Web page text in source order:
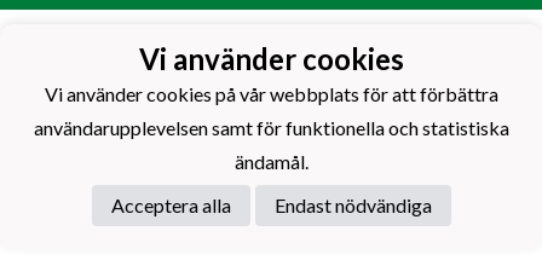
Vi använder cookies
Vi använder cookies på vår webbplats för att förbättra
användarupplevelsen samt för funktionella och statistiska
ändamål.
Acceptera alla
Endast nödvändiga